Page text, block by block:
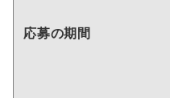
応募の期間